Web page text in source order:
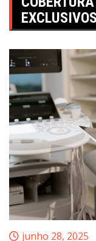
EXCLUSIVOS
junho 28, 2025